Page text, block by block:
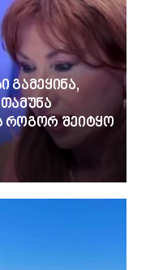
გამეყინა,
როგორ შეიტყო